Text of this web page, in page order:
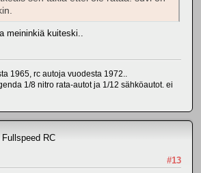
meininkiä kuiteski..
1965, rc autoja vuodesta 1972..
1/8 nitro rata-autot ja 1/12 sähköautot. ei
Fullspeed RC
#13